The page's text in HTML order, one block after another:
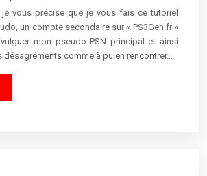
je vous précise que je vous fais ce tutoriel
un compte secondaire sur « PS3Gen.fr »
mon pseudo PSN principal et ainsi
désagréments comme à pu en rencontrer…